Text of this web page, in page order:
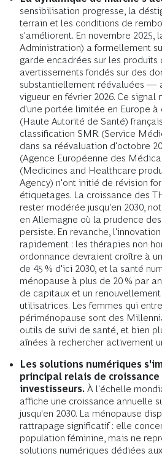
sensibilisation progresse, la
terrain et les conditions de
s'améliorent. En novembre 2025,
Administration) a formellement
garde encadrées sur les
avertissements fondés sur des
substantiellement réévaluées —
vigueur en février 2026. Ce
d'une portée limitée en Europe à
(Haute Autorité de Santé)
classification SMR (Service
dans sa réévaluation d'octobre
(Agence Européenne des
(Medicines and Healthcare
Agency) n'ont initié de révision
étiquetages. La croissance des
rester modérée jusqu'en 2030,
en Allemagne où la prudence
persiste. En revanche,
rapidement : les thérapies non
ordonnance devraient croître à
de 45 % d'ici 2030, et la santé
ménopause à plus de 20 % par
de capitaux et un
utilisatrices. Les femmes qui
périménopause sont des
outils de suivi de santé, et bien
aînées à rechercher activement
Les solutions numériques
principal relais de croissance
investisseurs. À l'échelle
affiche une croissance annuelle
jusqu'en 2030. La ménopause
rattrapage significatif : elle
population féminine, mais ne
solutions numériques dédiées